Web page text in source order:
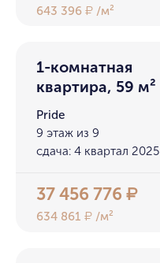
643 396₽ /м²
1-комнатная
квартира, 59 м²
Pride
9 этаж из 9
сдача: 4 квартал 2025
37 456 776₽
634 861₽ /м²